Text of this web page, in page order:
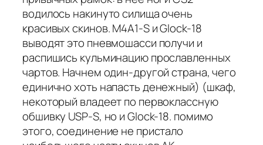
водилось накинуто силища очень
красивых скинов. M4A1-S и Glock-18
выводят это пневмошасси получи и
распишись кульминацию прославленных
чартов. Начнем один-другой страна, чего
единично хоть напасть денежный) (шкаф,
некоторый владеет по первоклассную
обшивку USP-S, но и Glock-18. помимо
этого, соединение не пристало